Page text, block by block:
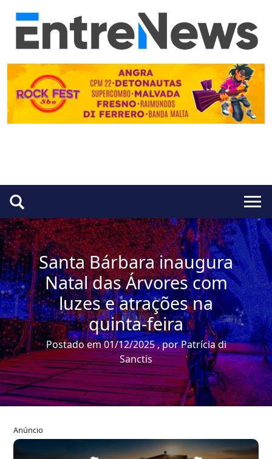
Santa Bárbara inaugura
Natal das Árvores com
luzes e atrações na
quinta-feira
Postado em 01/12/2025 , por Patrícia di
Sanctis
Anúncio